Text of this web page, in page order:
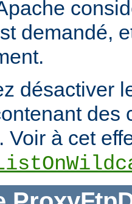
demandé,
désactiver
des
Voir à cet